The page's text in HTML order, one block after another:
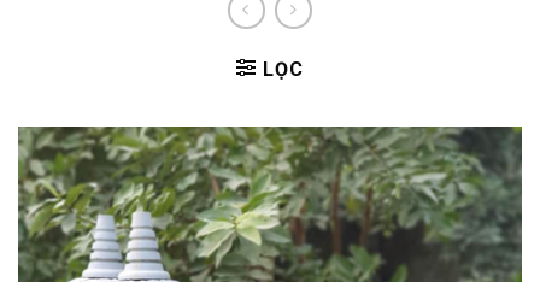
LỌC